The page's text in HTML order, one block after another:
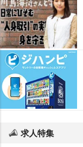
求人特集